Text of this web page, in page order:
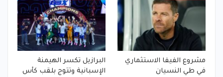
مشروع الفيفا الاستثماري
في طي النسيان
البرازيل تكسر الهيمنة
الإسبانية وتتوج بلقب كأس